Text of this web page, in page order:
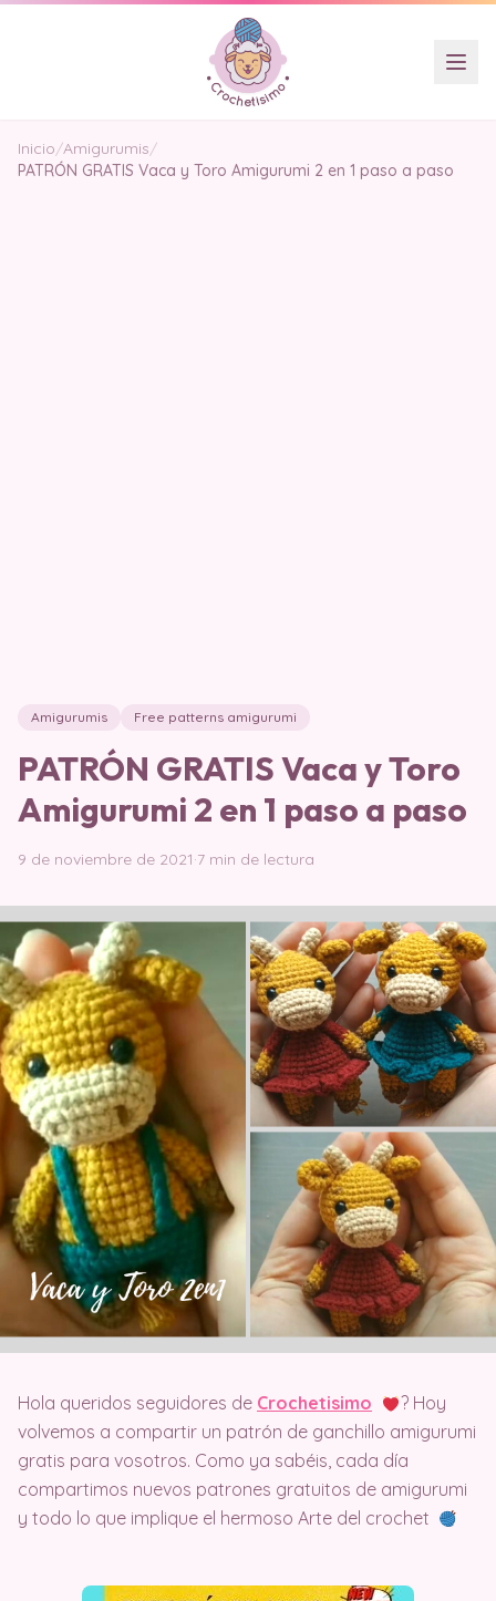
Inicio/Amigurumis/
PATRÓN GRATIS Vaca y Toro Amigurumi 2 en 1 paso a paso
Amigurumis Free patterns amigurumi
PATRÓN GRATIS Vaca y Toro
Amigurumi 2 en 1 paso a paso
9 de noviembre de 2021·7 min de lectura
Hola queridos seguidores de Crochetisimo
? Hoy
volvemos a compartir un patrón de ganchillo amigurumi
gratis para vosotros. Como ya sabéis, cada día
compartimos nuevos patrones gratuitos de amigurumi
y todo lo que implique el hermoso Arte del crochet